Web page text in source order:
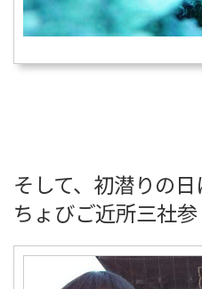
そして、初潜りの日
ちょびご近所三社参